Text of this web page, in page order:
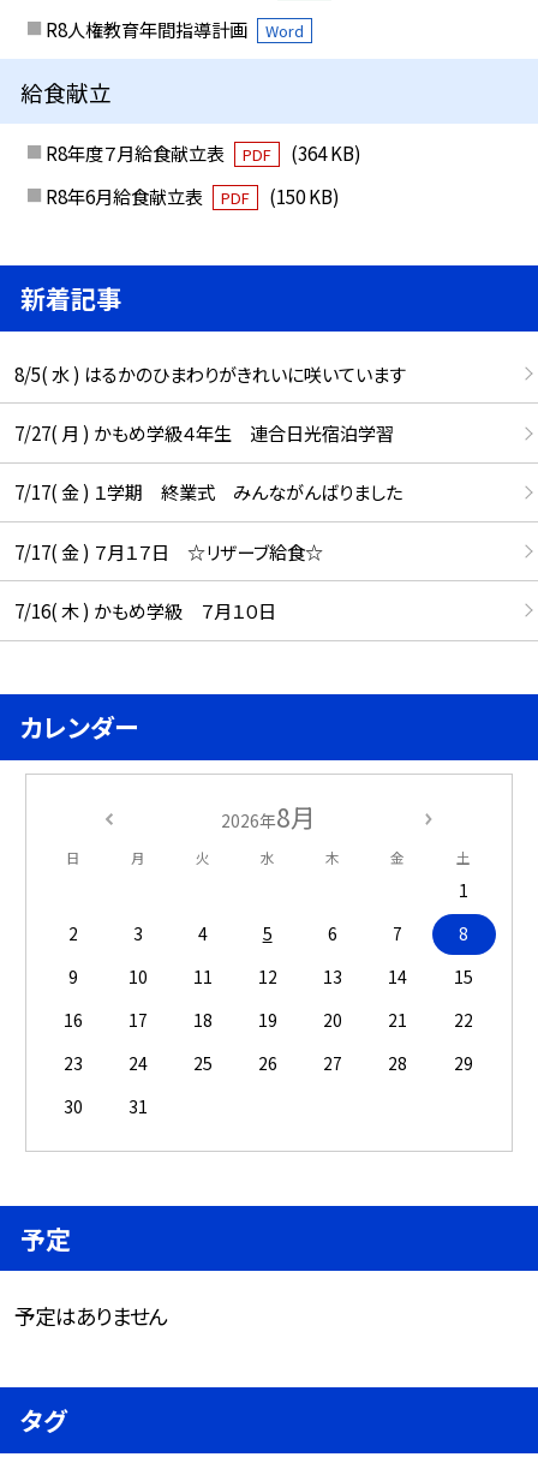
R8人権教育年間指導計画 Word
給食献立
R8年度７月給食献立表 PDF
(364 KB)
R8年6月給食献立表
PDF (150 KB)
新着記事
8/5( 水 ) はるかのひまわりがきれいに咲いています
7/27( 月 ) かもめ学級４年生 連合日光宿泊学習
7/17( 金 ) １学期 終業式 みんながんばりました
7/17( 金 ) ７月１７日 ☆リザーブ給食☆
7/16( 木 ) かもめ学級 ７月１０日
カレンダー
2026年8月
日 月 火 水 木 金 土
1
2
3 4 5 6 7
8
9
10 11 12 13 14
15
16
17 18 19 20 21
22
23
24 25 26 27 28
29
30
31
予定
予定はありません
タグ